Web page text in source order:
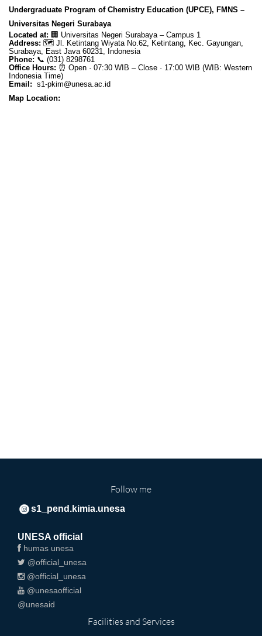
Undergraduate Program of Chemistry Education (UPCE), FMNS –
Universitas Negeri Surabaya
Located at: 🏢 Universitas Negeri Surabaya – Campus 1
Address: 🗺️ Jl. Ketintang Wiyata No.62, Ketintang, Kec. Gayungan,
Surabaya, East Java 60231, Indonesia
Phone: 📞 (031) 8298761
Office Hours: ⏰ Open · 07:30 WIB – Close · 17:00 WIB (WIB: Western
Indonesia Time)
Email: s1-pkim@unesa.ac.id
Map Location:
Follow me
s1_pend.kimia.unesa
UNESA official
humas unesa
@official_unesa
@official_unesa
@unesaofficial
@unesaid
Facilities and Services